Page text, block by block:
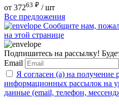
от 37263 ₽ / шт
Все предложения
Сообщите нам,
на этой странице
Подпишитесь на рассылку!
Email
Я согласен (а) на получение
информационных рассылок на
данные (email, телефон,